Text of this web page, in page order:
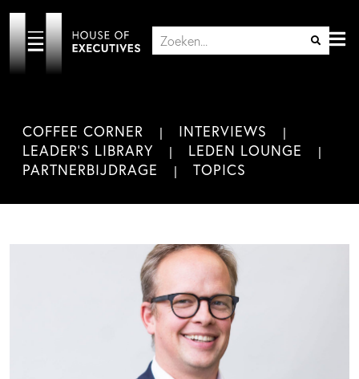
COFFEE CORNER
INTERVIEWS
LEADER'S LIBRARY
LEDEN LOUNGE
PARTNERBIJDRAGE
TOPICS